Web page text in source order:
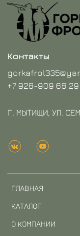
ГЛАВНАЯ
КАТАЛОГ
О КОМПАНИИ
Контакты
+7 926-909 66 29
Г. МЫТИЩИ, УЛ.